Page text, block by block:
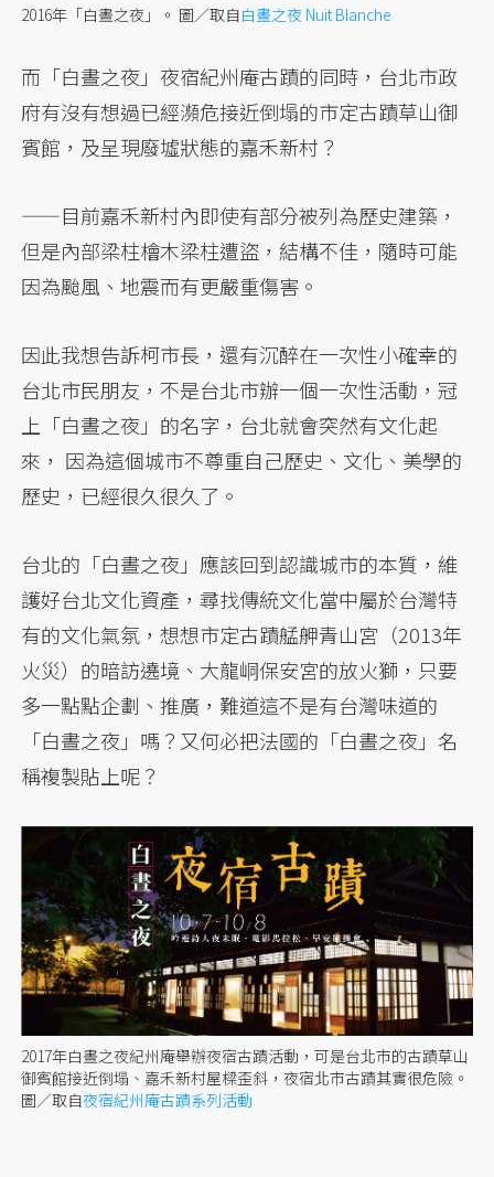
2016年「白晝之夜」。 圖／取自白晝之夜 Nuit Blanche
而「白晝之夜」夜宿紀州庵古蹟的同時，台北市政
府有沒有想過已經瀕危接近倒塌的市定古蹟草山御
賓館，及呈現廢墟狀態的嘉禾新村？
——目前嘉禾新村內即使有部分被列為歷史建築，
但是內部梁柱檜木梁柱遭盜，結構不佳，隨時可能
因為颱風、地震而有更嚴重傷害。
因此我想告訴柯市長，還有沉醉在一次性小確幸的
台北市民朋友，不是台北市辦一個一次性活動，冠
上「白晝之夜」的名字，台北就會突然有文化起
來， 因為這個城市不尊重自己歷史、文化、美學的
歷史，已經很久很久了。
台北的「白晝之夜」應該回到認識城市的本質，維
護好台北文化資產，尋找傳統文化當中屬於台灣特
有的文化氣氛，想想市定古蹟艋舺青山宮（2013年
火災）的暗訪遶境、大龍峒保安宮的放火獅，只要
多一點點企劃、推廣，難道這不是有台灣味道的
「白晝之夜」嗎？又何必把法國的「白晝之夜」名
稱複製貼上呢？
2017年白晝之夜紀州庵舉辦夜宿古蹟活動，可是台北市的古蹟草山
御賓館接近倒塌、嘉禾新村屋樑歪斜，夜宿北市古蹟其實很危險。
圖／取自夜宿紀州庵古蹟系列活動